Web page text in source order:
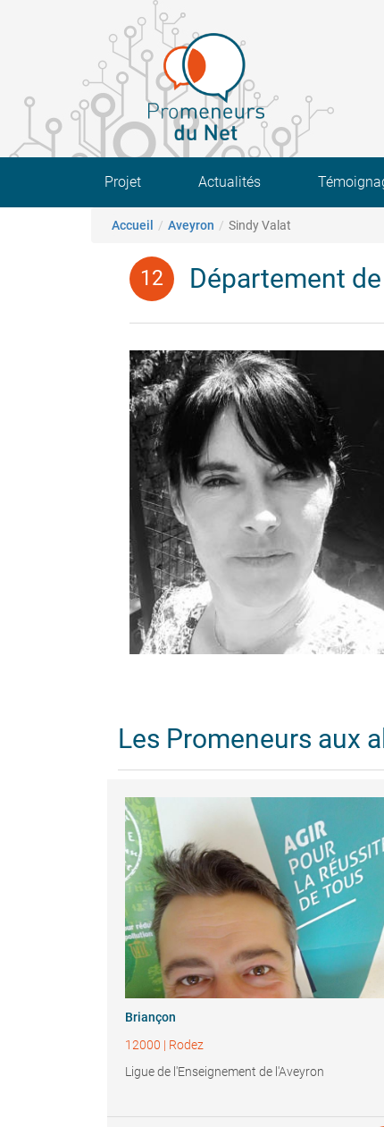
Main navigation
Projet Actualités
Fil d'Ariane
Accueil Aveyron Sindy Valat
Département
Les Promeneurs aux
Briançon
12000 | Rodez
Ligue de l'Enseignement de l'Aveyron